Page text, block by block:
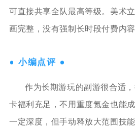
可直接共享全队最高等级。美术
画完整，没有强制长时段付费内容
小编点评
作为长期游玩的副游很合适
卡福利充足，不用重度氪金也能
一定深度，但手动释放大范围技